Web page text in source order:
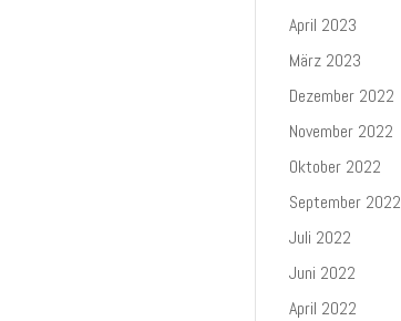
April 2023
März 2023
Dezember 2022
November 2022
Oktober 2022
September 2022
Juli 2022
Juni 2022
April 2022